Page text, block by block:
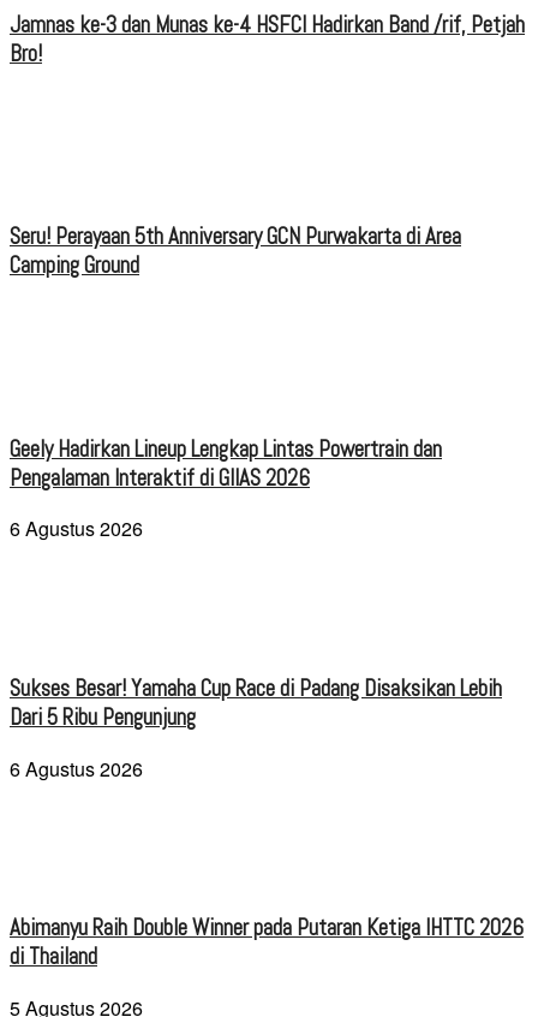
Jamnas ke-3 dan Munas ke-4 HSFCI Hadirkan Band /rif, Petjah
Bro!
Seru! Perayaan 5th Anniversary GCN Purwakarta di Area
Camping Ground
Geely Hadirkan Lineup Lengkap Lintas Powertrain dan
Pengalaman Interaktif di GIIAS 2026
6 Agustus 2026
Sukses Besar! Yamaha Cup Race di Padang Disaksikan Lebih
Dari 5 Ribu Pengunjung
6 Agustus 2026
Abimanyu Raih Double Winner pada Putaran Ketiga IHTTC 2026
di Thailand
5 Agustus 2026